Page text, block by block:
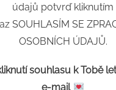
údajů potvrď kliknutím
SOUHLASÍM SE
OSOBNÍCH ÚDAJŮ.
souhlasu k Tobě
e-mail